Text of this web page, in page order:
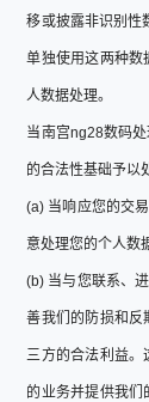
移或披露非识别性
单独使用这两种数
人数据处理。
当南宫ng28数码
的合法性基础予以
(a) 当响应您的交
意处理您的个人数
(b) 当与您联系、
善我们的防损和反
三方的合法利益。
的业务并提供我们